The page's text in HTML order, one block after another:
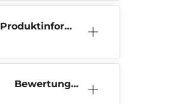
Produktinform
Bewertunge